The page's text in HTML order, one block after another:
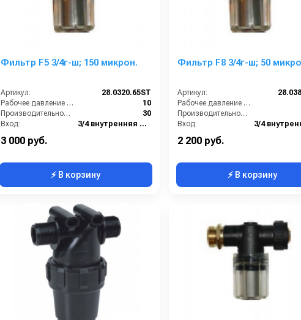
Фильтр F5 3/4г-ш; 150 микрон.
Артикул:
28.0320.65ST
Рабочее давление (бар):
10
Производительность (л/мин):
30
Вход:
3/4 внутренняя резьба
3 000 руб.
⚡ В корзину
Фильтр F8 3/4г-ш; 50
Артикул:
Рабочее давление (бар):
Производительность (л/мин):
Вход:
2 200 руб.
⚡ В корзину